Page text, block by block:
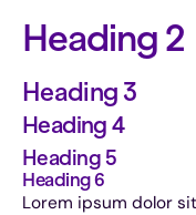
Heading 2
Heading 3
Heading 4
Heading 5
Heading 6
Lorem ipsum dolor